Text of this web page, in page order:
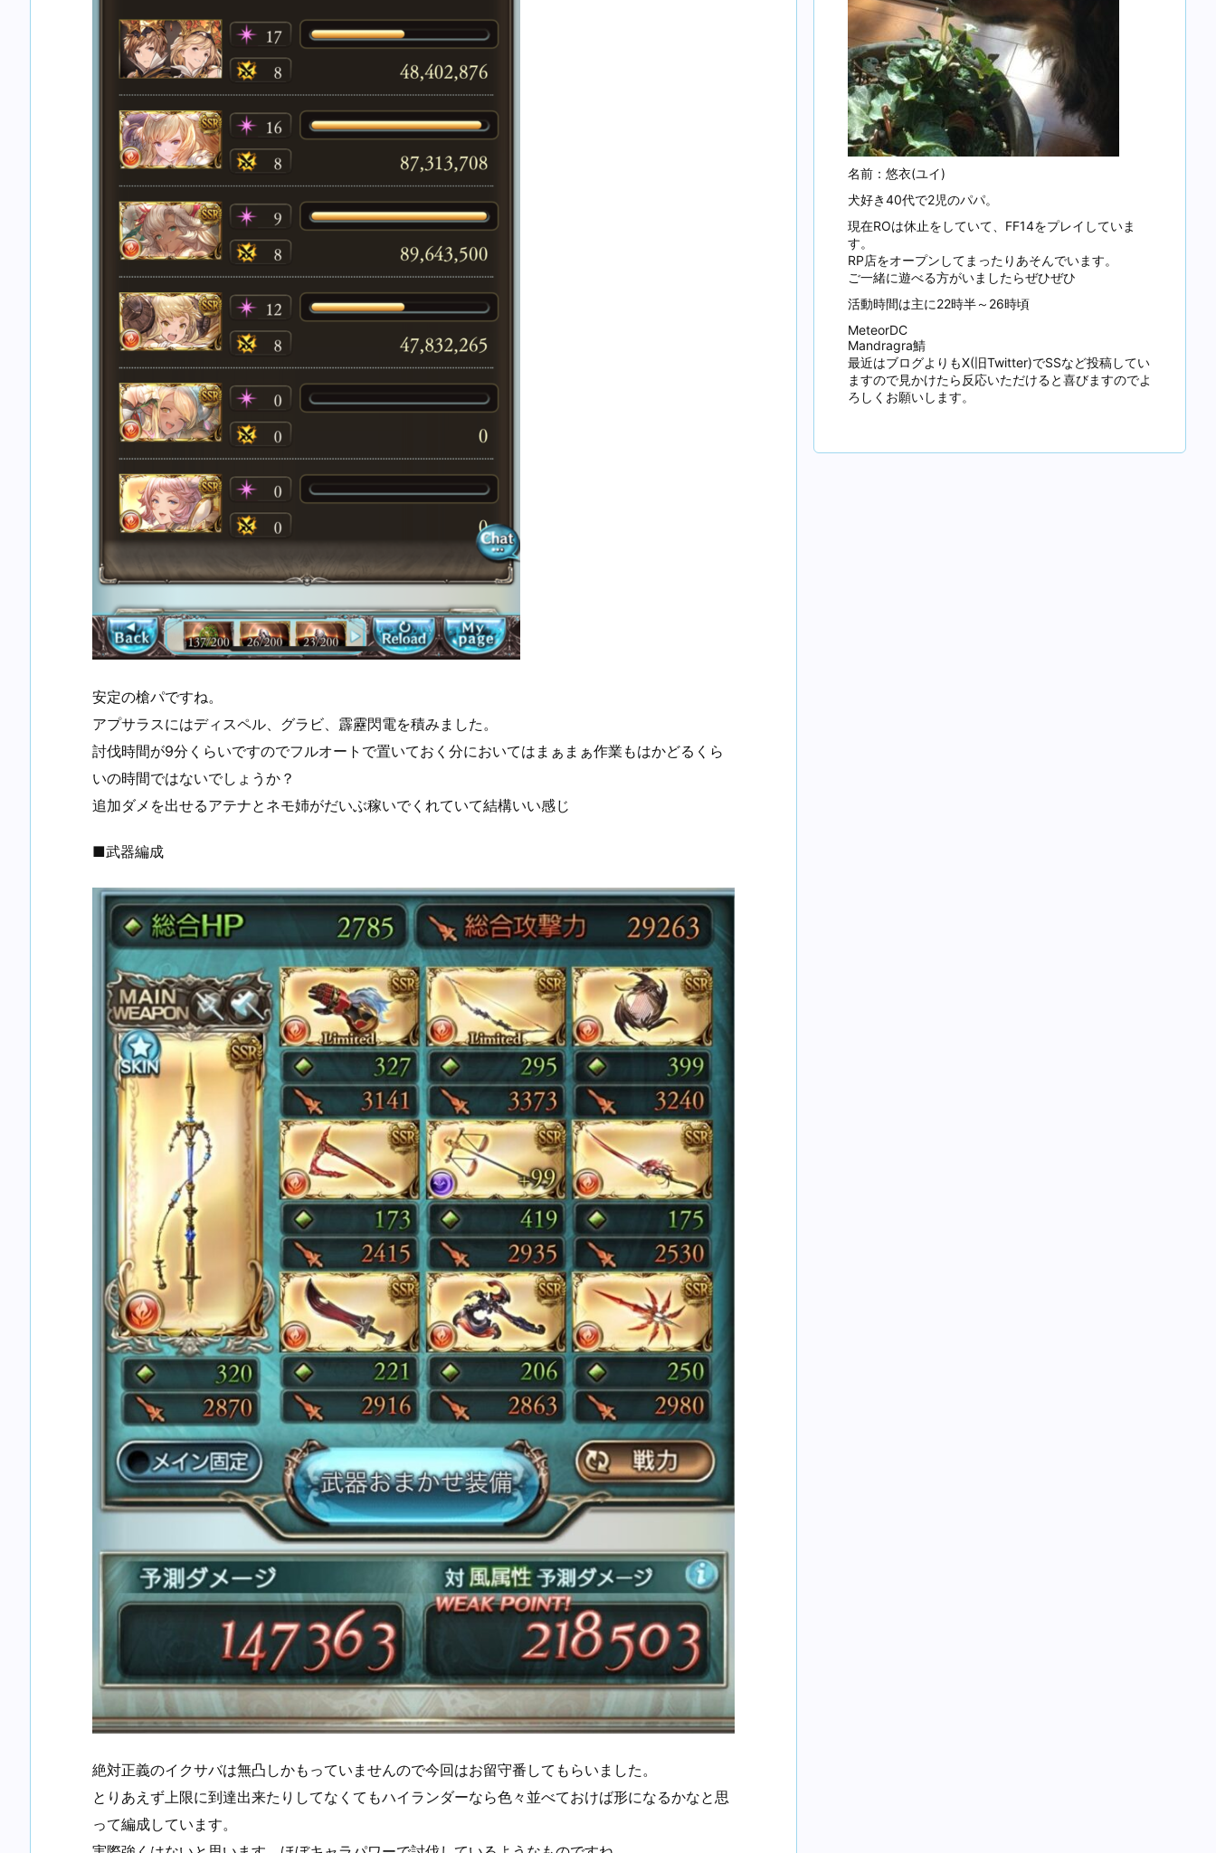
安定の槍パですね。
アプサラスにはディスペル、グラビ、霹靂閃電を積みました。
討伐時間が9分くらいですのでフルオートで置いておく分においてはまぁまぁ作業もはかどるくら
いの時間ではないでしょうか？
追加ダメを出せるアテナとネモ姉がだいぶ稼いでくれていて結構いい感じ
■武器編成
絶対正義のイクサバは無凸しかもっていませんので今回はお留守番してもらいました。
とりあえず上限に到達出来たりしてなくてもハイランダーなら色々並べておけば形になるかなと思
って編成しています。
名前：悠衣(ユイ)
犬好き40代で2児のパパ。
現在ROは休止をしていて、FF14をプレイしていま
す。
RP店をオープンしてまったりあそんでいます。
ご一緒に遊べる方がいましたらぜひぜひ
活動時間は主に22時半～26時頃
MeteorDC
Mandragra鯖
最近はブログよりもX(旧Twitter)でSSなど投稿してい
ますので見かけたら反応いただけると喜びますのでよ
ろしくお願いします。